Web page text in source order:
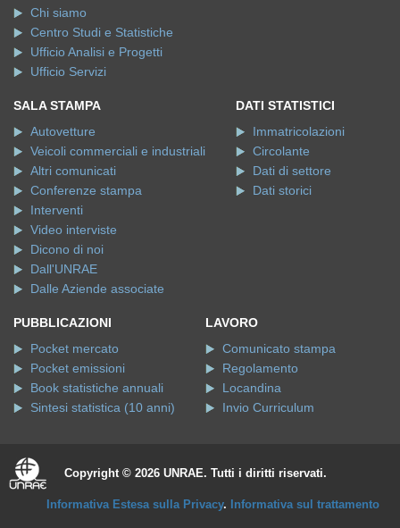
Chi siamo
Centro Studi e Statistiche
Ufficio Analisi e Progetti
Ufficio Servizi
SALA STAMPA
Autovetture
Veicoli commerciali e industriali
Altri comunicati
Conferenze stampa
Interventi
Video interviste
Dicono di noi
Dall'UNRAE
Dalle Aziende associate
DATI STATISTICI
Immatricolazioni
Circolante
Dati di settore
Dati storici
PUBBLICAZIONI
Pocket mercato
Pocket emissioni
Book statistiche annuali
Sintesi statistica (10 anni)
LAVORO
Comunicato stampa
Regolamento
Locandina
Invio Curriculum
Copyright © 2026 UNRAE. Tutti i diritti riservati.
Informativa Estesa sulla Privacy. Informativa sul trattamento